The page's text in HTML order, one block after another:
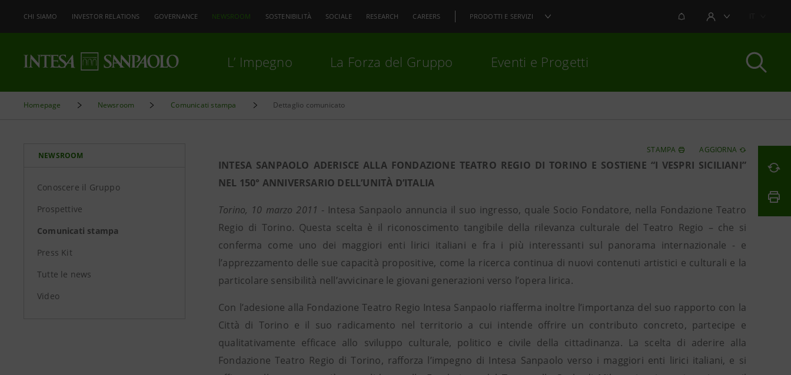
CHI SIAMO INVESTOR RELATIONS GOVERNANCE NEWSROOM SOSTENIBILITÀ SOCIALE RESEARCH CAREERS PRODOTTI E SERVIZI NOTIFICHEAREA UTENTE
L’ Impegno La Forza del Gruppo Eventi e Progetti
Homepage Newsroom Comunicati stampa Dettaglio comunicato
NEWSROOM
Conoscere il Gruppo
Prospettive
Comunicati stampa
Press Kit
Tutte le news
Video
STAMPA AGGIORNA
INTESA SANPAOLO ADERISCE ALLA FONDAZIONE TEATRO REGIO DI TORINO E SOSTIENE “I VESPRI SICILIANI”
NEL 150° ANNIVERSARIO DELL’UNITÀ D’ITALIA
Torino, 10 marzo 2011 - Intesa Sanpaolo annuncia il suo ingresso, quale Socio Fondatore, nella Fondazione Teatro
Regio di Torino. Questa scelta è il riconoscimento tangibile della rilevanza culturale del Teatro Regio – che si
conferma come uno dei maggiori enti lirici italiani e fra i più interessanti sul panorama internazionale - e
l’apprezzamento delle sue capacità propositive, come la ricerca continua di nuovi contenuti artistici e culturali e la
particolare sensibilità nell’avvicinare le giovani generazioni verso l’opera lirica.
Con l’adesione alla Fondazione Teatro Regio Intesa Sanpaolo riafferma inoltre l’importanza del suo rapporto con la
Città di Torino e il suo radicamento nel territorio a cui intende offrire un contributo concreto, partecipe e
qualitativamente efficace allo sviluppo culturale, politico e civile della cittadinanza. La scelta di aderire alla
Fondazione Teatro Regio di Torino, rafforza l’impegno di Intesa Sanpaolo verso i maggiori enti lirici italiani, e si